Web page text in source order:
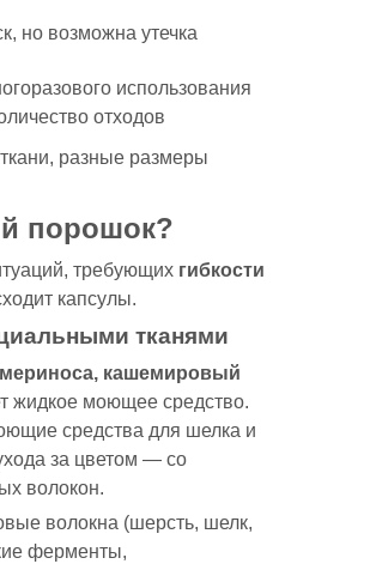
но возможна утечка
использования
отходов
разные размеры
порошок?
требующих гибкости
капсулы.
тканями
кашемировый
жидкое моющее средство.
средства для шелка и
за цветом — со
волокон.
волокна (шерсть, шелк,
ферменты,